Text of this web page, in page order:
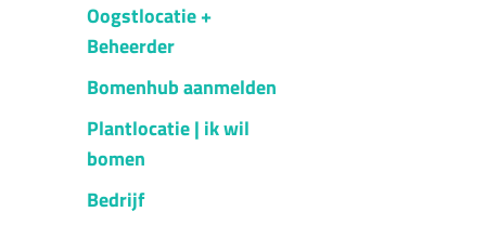
Oogstlocatie +
Beheerder
Bomenhub aanmelden
Plantlocatie | ik wil
bomen
Bedrijf